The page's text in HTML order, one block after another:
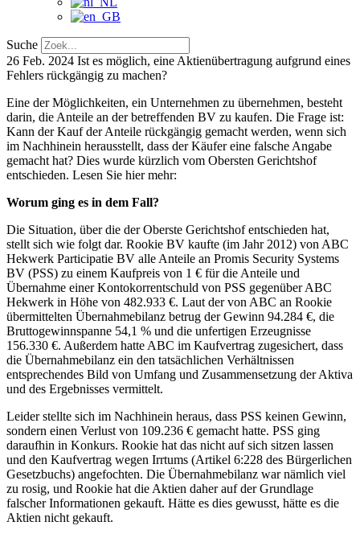
Suche
26 Feb. 2024 Ist es möglich, eine Aktienübertragung aufgrund eines
Fehlers rückgängig zu machen?
Eine der Möglichkeiten, ein Unternehmen zu übernehmen, besteht
darin, die Anteile an der betreffenden BV zu kaufen. Die Frage ist:
Kann der Kauf der Anteile rückgängig gemacht werden, wenn sich
im Nachhinein herausstellt, dass der Käufer eine falsche Angabe
gemacht hat? Dies wurde kürzlich vom Obersten Gerichtshof
entschieden. Lesen Sie hier mehr:
Worum ging es in dem Fall?
Die Situation, über die der Oberste Gerichtshof entschieden hat,
stellt sich wie folgt dar. Rookie BV kaufte (im Jahr 2012) von ABC
Hekwerk Participatie BV alle Anteile an Promis Security Systems
BV (PSS) zu einem Kaufpreis von 1 € für die Anteile und
Übernahme einer Kontokorrentschuld von PSS gegenüber ABC
Hekwerk in Höhe von 482.933 €. Laut der von ABC an Rookie
übermittelten Übernahmebilanz betrug der Gewinn 94.284 €, die
Bruttogewinnspanne 54,1 % und die unfertigen Erzeugnisse
156.330 €. Außerdem hatte ABC im Kaufvertrag zugesichert, dass
die Übernahmebilanz ein den tatsächlichen Verhältnissen
entsprechendes Bild von Umfang und Zusammensetzung der Aktiva
und des Ergebnisses vermittelt.
Leider stellte sich im Nachhinein heraus, dass PSS keinen Gewinn,
sondern einen Verlust von 109.236 € gemacht hatte. PSS ging
daraufhin in Konkurs. Rookie hat das nicht auf sich sitzen lassen
und den Kaufvertrag wegen Irrtums (Artikel 6:228 des Bürgerlichen
Gesetzbuchs) angefochten. Die Übernahmebilanz war nämlich viel
zu rosig, und Rookie hat die Aktien daher auf der Grundlage
falscher Informationen gekauft. Hätte es dies gewusst, hätte es die
Aktien nicht gekauft.